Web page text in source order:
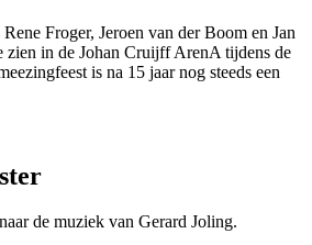
Froger, Jeroen van der Boom en Jan
zien in de Johan Cruijff ArenA tijdens de
is na 15 jaar nog steeds een
de muziek van Gerard Joling.